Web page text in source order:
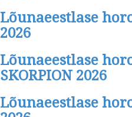
Lõunaeestlase
2026
Lõunaeestlase
SKORPION 2026
Lõunaeestlase